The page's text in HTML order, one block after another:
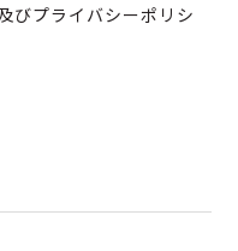
びプライバシーポリシ